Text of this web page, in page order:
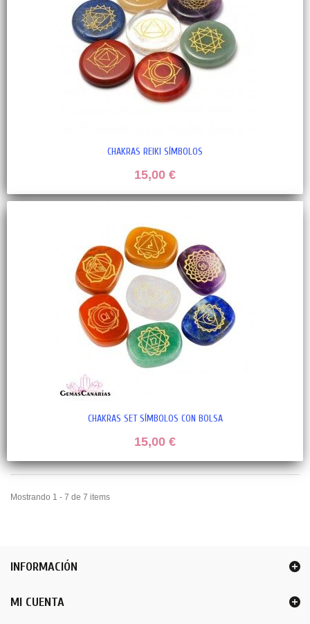
CHAKRAS REIKI SÍMBOLOS
15,00 €
CHAKRAS SET SÍMBOLOS CON BOLSA
15,00 €
Mostrando 1 - 7 de 7 items
INFORMACIÓN
MI CUENTA